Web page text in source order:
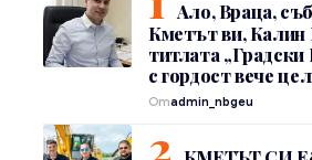
Ало, Враца,
Кметът ви, Калин
титлата „Градски
с гордост вече
Отadmin_nbgeu